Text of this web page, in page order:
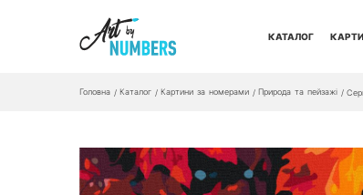
КАТАЛОГ
Головна / Каталог / Картини за номерами / Природа та пейзажі /